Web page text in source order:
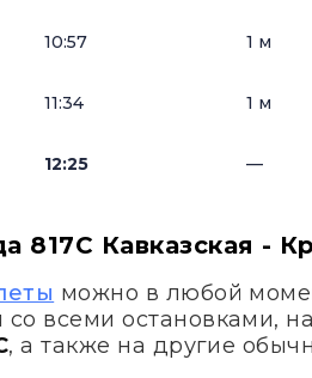
10:57 1 м
11:34 1 м
12:25 —
817С Кавказская -
можно в любой
всеми остановками,
, а также на другие